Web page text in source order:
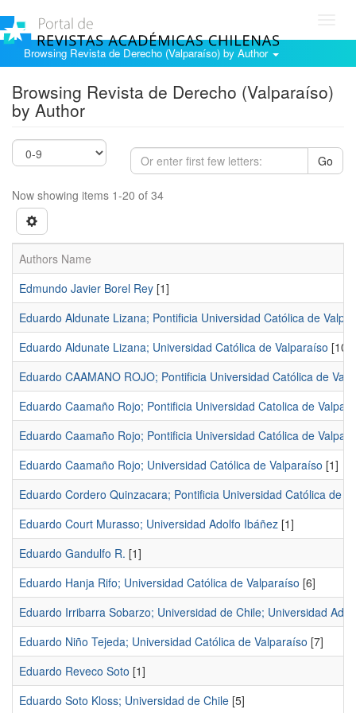
Browsing Revista de Derecho (Valparaíso) by Author
Browsing Revista de Derecho (Valparaíso)
by Author
Go
Now showing items 1-20 of 34
Authors Name
Edmundo Javier Borel Rey [1]
Eduardo Aldunate Lizana; Pontificia Universidad Católica de
Eduardo Aldunate Lizana; Universidad Católica de Valparaíso [10]
Eduardo CAAMANO ROJO; Pontificia Universidad Católica de
Eduardo Caamaño Rojo; Pontificia Universidad Catolica de
Eduardo Caamaño Rojo; Pontificia Universidad Católica de
Eduardo Caamaño Rojo; Universidad Católica de Valparaíso [1]
Eduardo Cordero Quinzacara; Pontificia Universidad Católica de
Eduardo Court Murasso; Universidad Adolfo Ibáñez [1]
Eduardo Gandulfo R. [1]
Eduardo Hanja Rifo; Universidad Católica de Valparaíso [6]
Eduardo Irribarra Sobarzo; Universidad de Chile; Universidad
Eduardo Niño Tejeda; Universidad Católica de Valparaíso [7]
Eduardo Reveco Soto [1]
Eduardo Soto Kloss; Universidad de Chile [5]